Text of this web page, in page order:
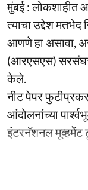
मुंबई : लोकशाहीत
त्याचा उद्देश मतभेद
आणणे हा असावा,
(आरएसएस)
केले.
नीट पेपर
आंदोलनांच्या
इंटरनॅशनल मूव्हमेंट